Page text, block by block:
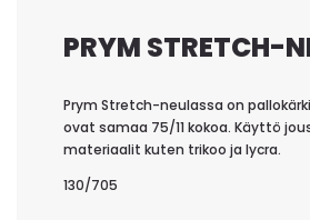
PRYM STRETCH-
Prym Stretch-neulassa on
ovat samaa 75/11 kokoa. Käyttö
materiaalit kuten trikoo ja lycra.
130/705